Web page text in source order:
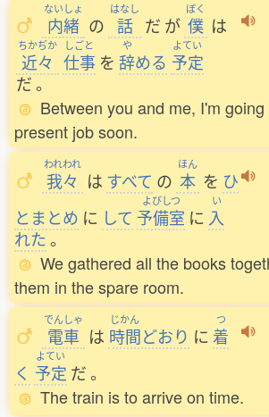
ないしょ
内緒 の
はなし
話 だ が
ぼく
僕 は
ちかぢか
近々
しごと
仕事 を
や
辞める
よてい
予定
だ。
Between you and me, I'm
present job soon.
われわれ
我々 は すべて の
ほん
本 を ひ
とまとめ に して
よびしつ
予備室 に
い
入
れた。
We gathered all the books
them in the spare room.
でんしゃ
電車 は
じかん
時間どおり に
つ
着
く
よてい
予定 だ。
The train is to arrive on time.